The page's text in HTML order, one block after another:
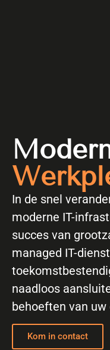
In de snel
moderne IT-
succes van
managed IT-
naadloos
behoeften van
Kom in contact